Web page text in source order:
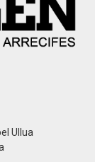
Ullua